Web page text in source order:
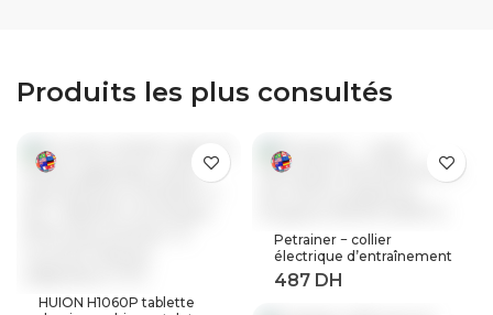
Produits les plus consultés
HUION H1060P tablette
Petrainer − collier
électrique d’entraînement
de chiens à distance,
longueur 800M (619A-1)